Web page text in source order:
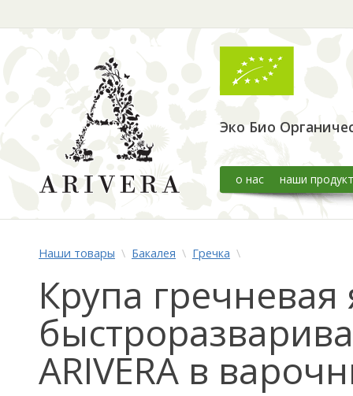
Эко Био
о нас наши
Наши товары \ Бакалея \ Гречка \
Крупа
ARIVERA в